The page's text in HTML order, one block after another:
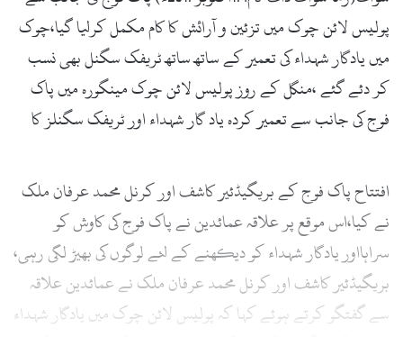
پولیس لائن چوک میں تزئین و آرائش کا کام مکمل کرلیا گیا،چوک
میں یادگار شہداء کی تعمیر کے ساتھ ساتھ ٹریفک سگنل بھی نسب
کر دئے گئے ،منگل کے روز پولیس لائن چوک مینگورہ میں پاک
فوج کی جانب سے تعمیر کردہ یاد گار شہداء اور ٹریفک سگنلز کا
افتتاح پاک فوج کے بریگیڈئیر کاشف اور کرنل محمد عرفان ملک
نے کیا،اس موقع پر علاقہ عمائدین نے پاک فوج کی کاوش کو
سراہااور یادگار شہداء کو دیکھنے کے لئے لوگوں کی بھیڑ لگی رہی،
بریگیڈئیر کاشف اور کرنل محمد عرفان ملک نے عمائدین علاقہ
سے گفتگو کرتے ہوئے کہا کہ پولیس لائن چوک میں یادگار شہداء